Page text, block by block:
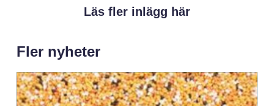
Läs fler inlägg här
Fler nyheter